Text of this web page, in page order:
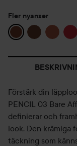
Fler nyanser
Förstärk din
PENCIL 03 Bare
definierar och
look. Den krämiga
täckning som